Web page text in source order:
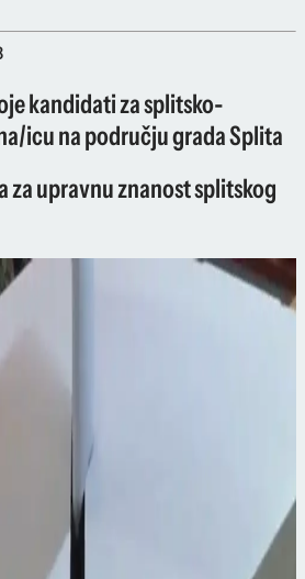
kandidati za splitsko-
icu na području grada Splita
za upravnu znanost splitskog